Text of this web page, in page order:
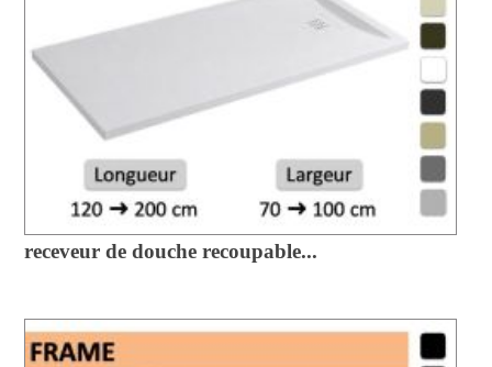
receveur de douche recoupable...